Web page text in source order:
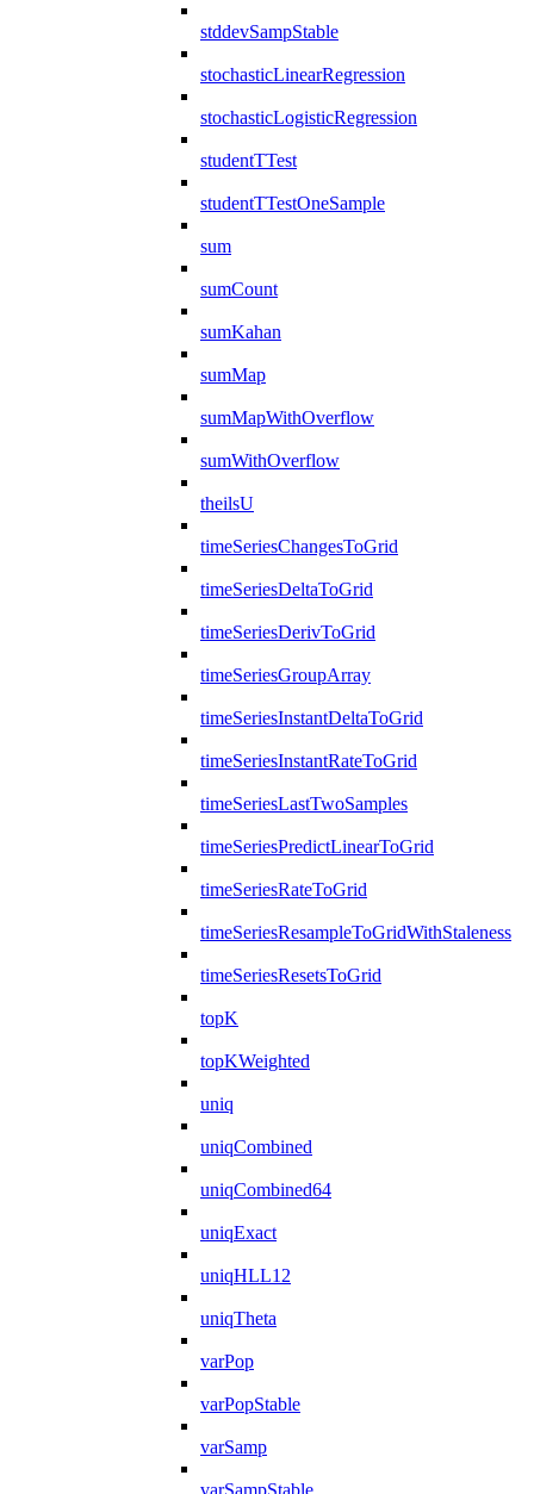
stddevSampStable
stochasticLinearRegression
stochasticLogisticRegression
studentTTest
studentTTestOneSample
sum
sumCount
sumKahan
sumMap
sumMapWithOverflow
sumWithOverflow
theilsU
timeSeriesChangesToGrid
timeSeriesDeltaToGrid
timeSeriesDerivToGrid
timeSeriesGroupArray
timeSeriesInstantDeltaToGrid
timeSeriesInstantRateToGrid
timeSeriesLastTwoSamples
timeSeriesPredictLinearToGrid
timeSeriesRateToGrid
timeSeriesResampleToGridWithStaleness
timeSeriesResetsToGrid
topK
topKWeighted
uniq
uniqCombined
uniqCombined64
uniqExact
uniqHLL12
uniqTheta
varPop
varPopStable
varSamp
varSampStable